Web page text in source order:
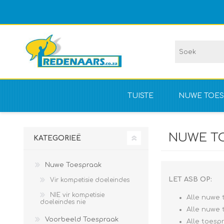
TUISTE NUWE
Vir
NUWE
LET ASB OP:
Alle nuwe
Alle nuwe
Alle
KATEGORIEË
Nuwe Toespraak
Vir kompetisie doeleindes
NIE vir kompetisie
doeleindes nie
Voorbeeld Toespraak